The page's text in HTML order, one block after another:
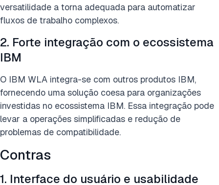
versatilidade a torna adequada para automatizar
fluxos de trabalho complexos.
2. Forte integração com o ecossistema
IBM
O IBM WLA integra-se com outros produtos IBM,
fornecendo uma solução coesa para organizações
investidas no ecossistema IBM. Essa integração pode
levar a operações simplificadas e redução de
problemas de compatibilidade.
Contras
1. Interface do usuário e usabilidade